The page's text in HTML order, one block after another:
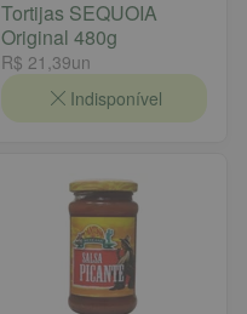
Tortijas SEQUOIA
Original 480g
R$ 21,39un
Indisponível